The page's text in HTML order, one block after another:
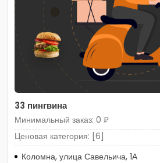
33 пингвина
Минимальный заказ: 0 ₽
Ценовая категория: [6]
Коломна, улица Савельича, 1А